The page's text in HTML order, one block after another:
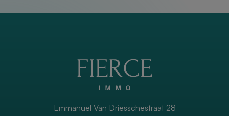
Emmanuel Van Driesschestraat 28